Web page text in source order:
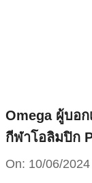
Omega ผู้บอก
กีฬาโอลิมปิก
On: 10/06/2024